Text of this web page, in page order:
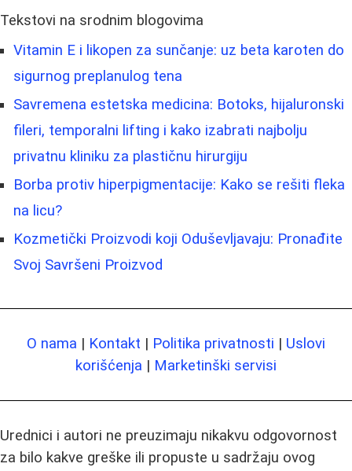
Tekstovi na srodnim blogovima
Vitamin E i likopen za sunčanje: uz beta karoten do
sigurnog preplanulog tena
Savremena estetska medicina: Botoks, hijaluronski
fileri, temporalni lifting i kako izabrati najbolju
privatnu kliniku za plastičnu hirurgiju
Borba protiv hiperpigmentacije: Kako se rešiti fleka
na licu?
Kozmetički Proizvodi koji Oduševljavaju: Pronađite
Svoj Savršeni Proizvod
O nama | Kontakt | Politika privatnosti | Uslovi
korišćenja | Marketinški servisi
Urednici i autori ne preuzimaju nikakvu odgovornost
za bilo kakve greške ili propuste u sadržaju ovog